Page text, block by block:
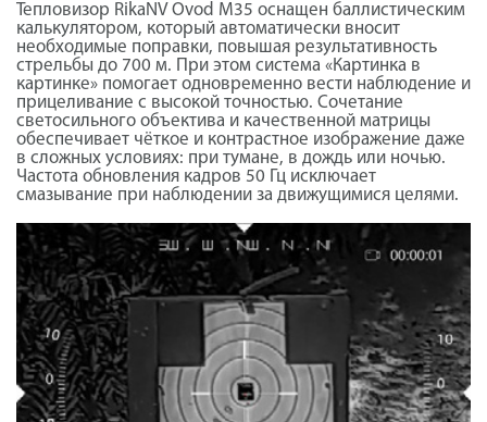
Тепловизор RikaNV Ovod М35 оснащен баллистическим
калькулятором, который автоматически вносит
необходимые поправки, повышая результативность
стрельбы до 700 м. При этом система «Картинка в
картинке» помогает одновременно вести наблюдение и
прицеливание с высокой точностью. Сочетание
светосильного объектива и качественной матрицы
обеспечивает чёткое и контрастное изображение даже
в сложных условиях: при тумане, в дождь или ночью.
Частота обновления кадров 50 Гц исключает
смазывание при наблюдении за движущимися целями.